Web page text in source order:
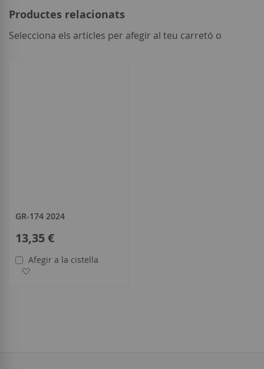
Productes relacionats
Selecciona els articles per afegir al teu carretó o
GR-174 2024
13,35 €
Afegir a la cistella